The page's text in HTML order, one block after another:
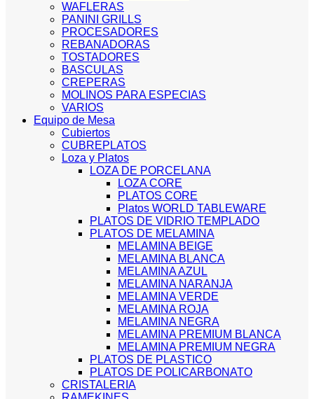
WAFLERAS
PANINI GRILLS
PROCESADORES
REBANADORAS
TOSTADORES
BASCULAS
CREPERAS
MOLINOS PARA ESPECIAS
VARIOS
Equipo de Mesa
Cubiertos
CUBREPLATOS
Loza y Platos
LOZA DE PORCELANA
LOZA CORE
PLATOS CORE
Platos WORLD TABLEWARE
PLATOS DE VIDRIO TEMPLADO
PLATOS DE MELAMINA
MELAMINA BEIGE
MELAMINA BLANCA
MELAMINA AZUL
MELAMINA NARANJA
MELAMINA VERDE
MELAMINA ROJA
MELAMINA NEGRA
MELAMINA PREMIUM BLANCA
MELAMINA PREMIUM NEGRA
PLATOS DE PLASTICO
PLATOS DE POLICARBONATO
CRISTALERIA